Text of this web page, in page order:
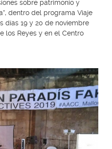
sobre patrimonio y
dentro del programa Viaje
días 19 y 20 de noviembre
los Reyes y en el Centro